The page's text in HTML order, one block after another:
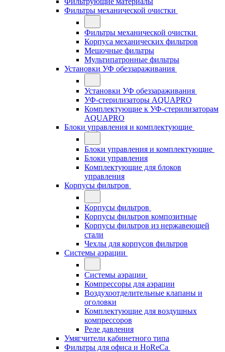
Фильтры механической очистки
Фильтры механической очистки
Корпуса механических фильтров
Мешочные фильтры
Мультипатронные фильтры
Установки УФ обеззараживания
Установки УФ обеззараживания
УФ-стерилизаторы AQUAPRO
Комплектующие к УФ-стерилизаторам
AQUAPRO
Блоки управления и комплектующие
Блоки управления и комплектующие
Блоки управления
Комплектующие для блоков
управления
Корпусы фильтров
Корпусы фильтров
Корпусы фильтров композитные
Корпусы фильтров из нержавеющей
стали
Чехлы для корпусов фильтров
Системы аэрации
Системы аэрации
Компрессоры для аэрации
Воздухоотделительные клапаны и
оголовки
Комплектующие для воздушных
компрессоров
Реле давления
Умягчители кабинетного типа
Фильтры для офиса и HoReCa